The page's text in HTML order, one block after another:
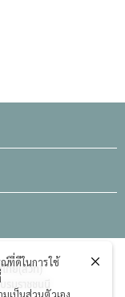
ทย(สวท)
มราชชนนี
ที่ดีในการใช้
เป็นส่วนตัวเอง